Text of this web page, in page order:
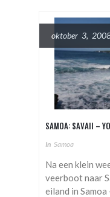
oktober 3,
SAMOA: SAVAII –
In Samoa
Na een klein
veerboot naar
eiland in